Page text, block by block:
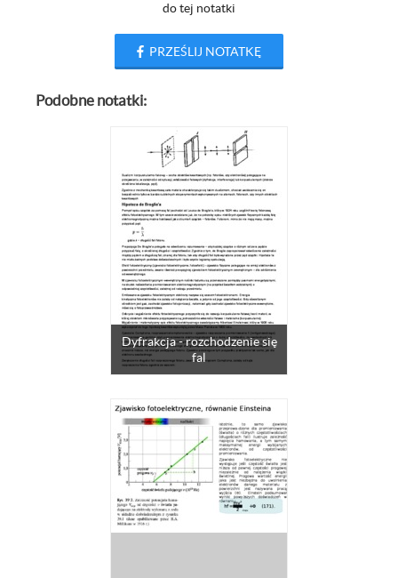
do tej notatki
PRZEŚLIJ NOTATKĘ
Podobne notatki:
Dyfrakcja - rozchodzenie się
fal